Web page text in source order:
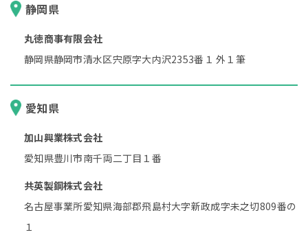
静岡県
丸徳商事有限会社
静岡県静岡市清水区宍原字大内沢2353番１ 外１筆
愛知県
加山興業株式会社
愛知県豊川市南千両二丁目１番
共英製鋼株式会社
名古屋事業所愛知県海部郡飛島村大字新政成字未之切809番の
１